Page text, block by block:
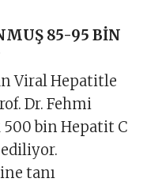
85-95 BİN
Viral Hepatitle
Dr. Fehmi
500 bin Hepatit C
tanı